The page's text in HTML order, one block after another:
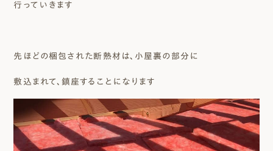
行っていきます
先ほどの梱包された断熱材は、小屋裏の部分に
敷込まれて、鎮座することになります